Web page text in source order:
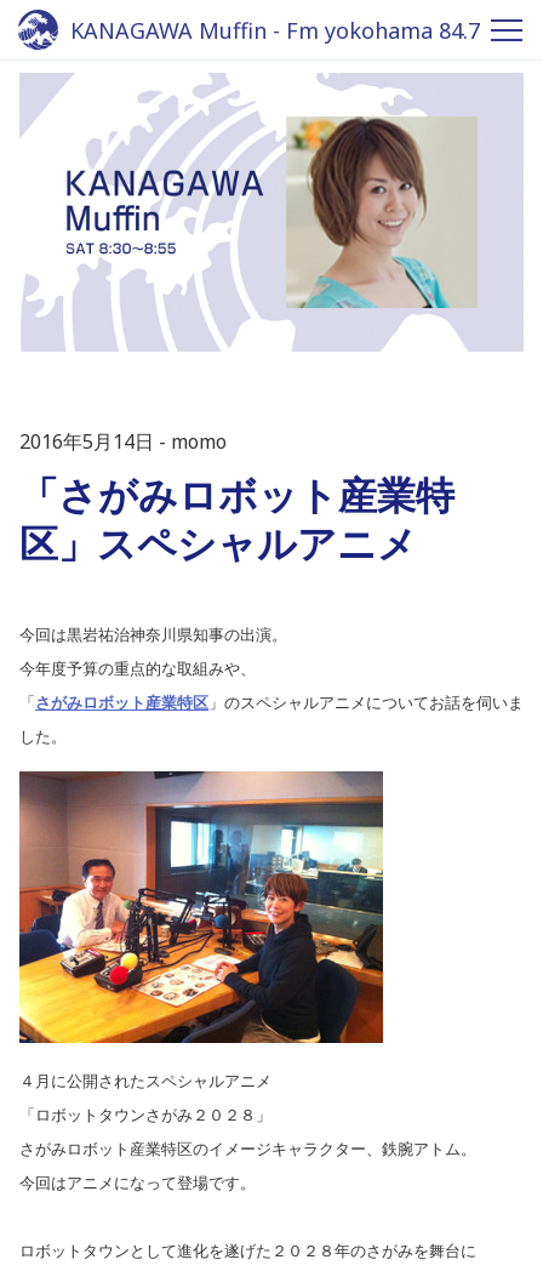
KANAGAWA Muffin - Fm yokohama 84.7
2016年5月14日 momo
「さがみロボット産業特
区」スペシャルアニメ
今回は黒岩祐治神奈川県知事の出演。
今年度予算の重点的な取組みや、
「さがみロボット産業特区 」のスペシャルアニメについてお話を伺いま
した。
４月に公開されたスペシャルアニメ
「ロボットタウンさがみ２０２８」
さがみロボット産業特区のイメージキャラクター、鉄腕アトム。
今回はアニメになって登場です。
ロボットタウンとして進化を遂げた２０２８年のさがみを舞台に